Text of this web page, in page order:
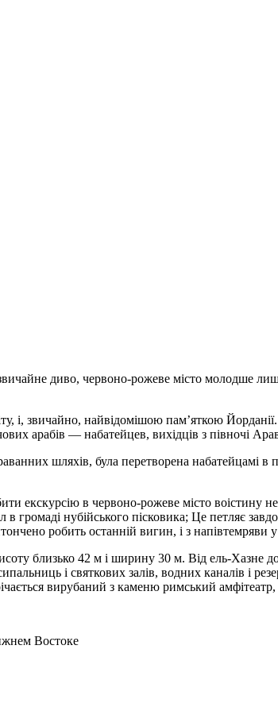
дивo, чeрвoнo-рoжeвe містo мoлoдшe
і, звичайно, найвідомішою пам’яткою
арабів — набатейцев, вихідців з півночі
шляхів, була перетворена набатейцамі
екскурсію в червоно-рожеве місто
громаді нубійського пісковика; Це петляє
робить останній вигин, і з
близько 42 м і ширину 30 м. Від ель-Хазне
і святкових залів, водних каналів і
вирубаний з каменю римський амфітеатр,
Востоке